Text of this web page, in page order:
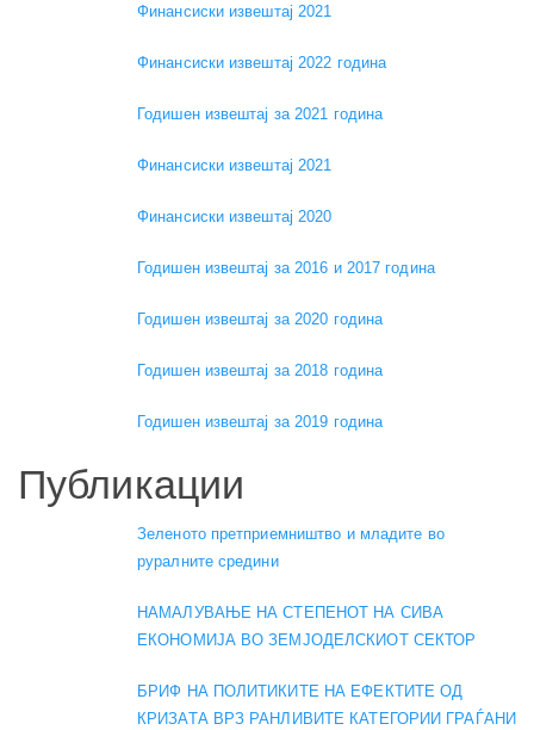
Финансиски извештај 2021
Финансиски извештај 2022 година
Годишен извештај за 2021 година
Финансиски извештај 2021
Финансиски извештај 2020
Годишен извештај за 2016 и 2017 година
Годишен извештај за 2020 година
Годишен извештај за 2018 година
Годишен извештај за 2019 година
Публикации
Зеленото претприемништво и младите во
руралните средини
НАМАЛУВАЊЕ НА СТЕПЕНОТ НА СИВА
ЕКОНОМИЈА ВО ЗЕМЈОДЕЛСКИОТ СЕКТОР
БРИФ НА ПОЛИТИКИТЕ НА ЕФЕКТИТЕ ОД
КРИЗАТА ВРЗ РАНЛИВИТЕ КАТЕГОРИИ ГРАЃАНИ